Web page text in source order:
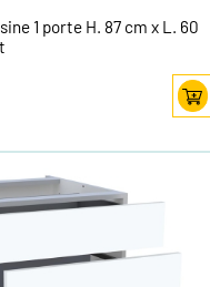
1 porte H. 87 cm x L. 60